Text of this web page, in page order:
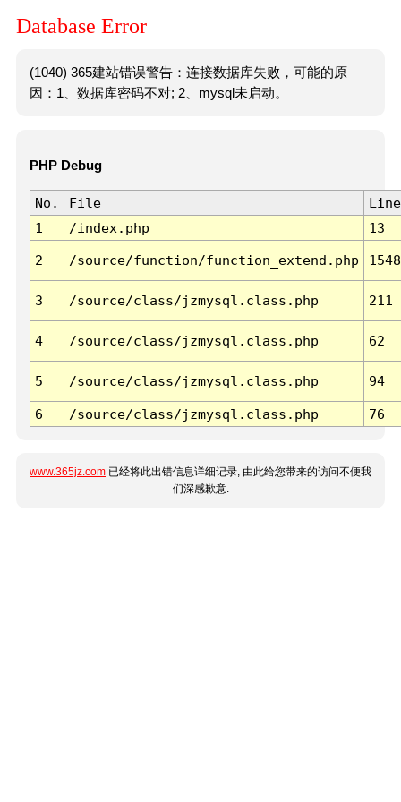
Database Error
(1040) 365建站错误警告：连接数据库失败，可能的原
因：1、数据库密码不对; 2、mysql未启动。
PHP Debug
No. File
Line
1
/index.php 13
2 /source/function/function_extend.php 1548
3 /source/class/jzmysql.class.php 211
4 /source/class/jzmysql.class.php 62
5 /source/class/jzmysql.class.php 94
6 /source/class/jzmysql.class.php 76
www.365jz.com 已经将此出错信息详细记录, 由此给您带来的访问不便我
们深感歉意.